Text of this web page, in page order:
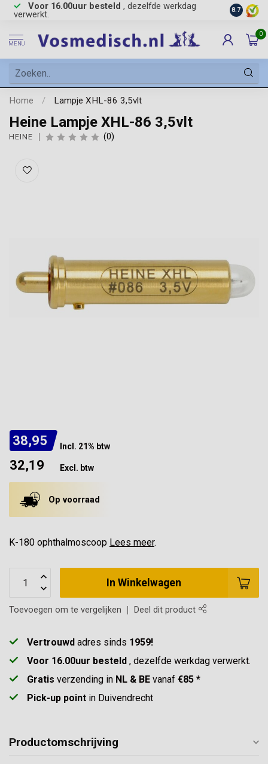
Voor 16.00uur besteld , dezelfde werkdag
verwerkt. Gratis
8.7
MENU
0
Home / Lampje XHL-86 3,5vlt
Heine Lampje XHL-86 3,5vlt
HEINE (0)
38,95 Incl. 21% btw
32,19 Excl. btw
Op voorraad
K-180 ophthalmoscoop Lees meer.
In Winkelwagen
Toevoegen om te vergelijken Deel dit product
Vertrouwd adres sinds 1959!
Voor 16.00uur besteld , dezelfde werkdag verwerkt.
Gratis verzending in NL & BE vanaf €85 *
Pick-up point in Duivendrecht
Productomschrijving